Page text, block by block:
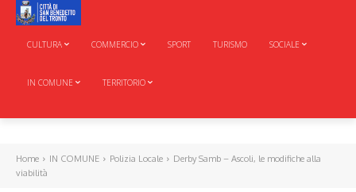
CULTURA COMMERCIO SPORT TURISMO SOCIALE
IN COMUNE TERRITORIO
Home IN COMUNE Polizia Locale
Derby Samb – Ascoli, le modifiche alla
viabilità